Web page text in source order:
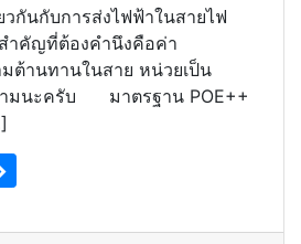
วกันกับการส่งไฟฟ้าในสายไฟ
ำคัญที่ต้องคำนึงคือค่า
ต้านทานในสาย หน่วยเป็น
มนะครับ มาตรฐาน POE++